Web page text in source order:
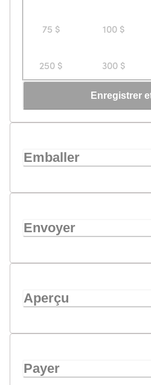
75 $ 100 $
250 $ 300 $
Enregistrer
Emballer
Envoyer
Aperçu
Payer